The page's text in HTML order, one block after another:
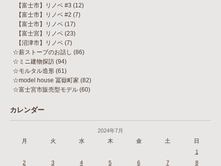
【富士市】リノベ #3 (12)
【富士市】リノベ #2 (7)
【富士市】リノベ (17)
【富士宮】リノベ (23)
【沼津市】リノベ (7)
☆薪ストーブのお話し (86)
☆ミニ建物探訪 (94)
☆モルタル造形 (61)
☆model house 冨嶽町家 (82)
☆富士宮市販売型モデル (60)
カレンダー
2024年7月
月
火 水 木 金 土
日
1
2
3 4 5 6 7
8